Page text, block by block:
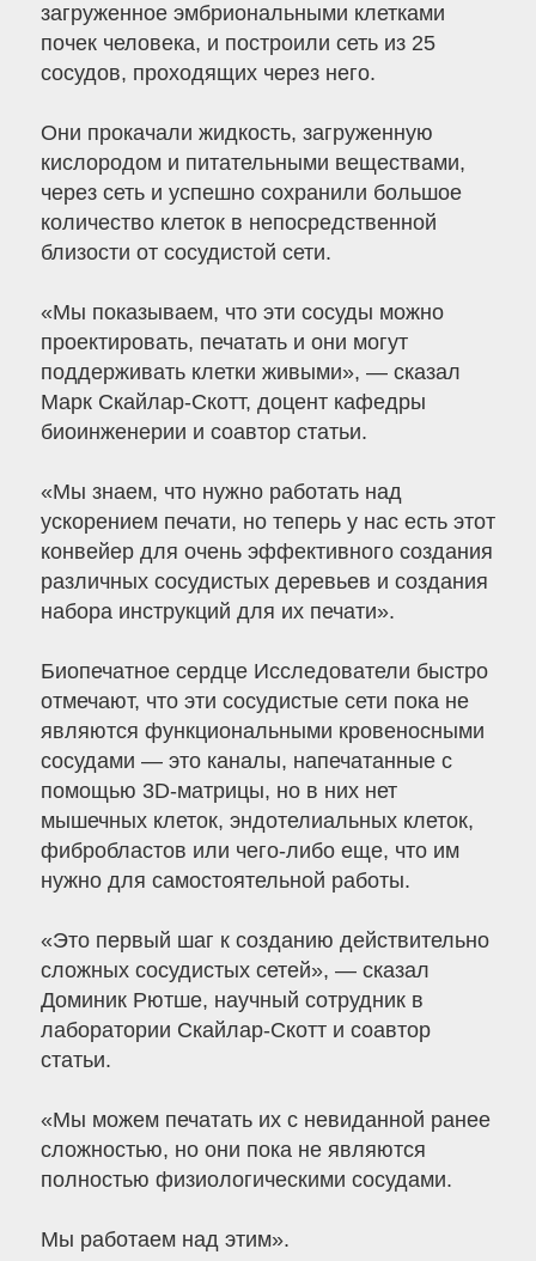
загруженное эмбриональными клетками
почек человека, и построили сеть из 25
сосудов, проходящих через него.
Они прокачали жидкость, загруженную
кислородом и питательными веществами,
через сеть и успешно сохранили большое
количество клеток в непосредственной
близости от сосудистой сети.
«Мы показываем, что эти сосуды можно
проектировать, печатать и они могут
поддерживать клетки живыми», — сказал
Марк Скайлар-Скотт, доцент кафедры
биоинженерии и соавтор статьи.
«Мы знаем, что нужно работать над
ускорением печати, но теперь у нас есть этот
конвейер для очень эффективного создания
различных сосудистых деревьев и создания
набора инструкций для их печати».
Биопечатное сердце Исследователи быстро
отмечают, что эти сосудистые сети пока не
являются функциональными кровеносными
сосудами — это каналы, напечатанные с
помощью 3D-матрицы, но в них нет
мышечных клеток, эндотелиальных клеток,
фибробластов или чего-либо еще, что им
нужно для самостоятельной работы.
«Это первый шаг к созданию действительно
сложных сосудистых сетей», — сказал
Доминик Рютше, научный сотрудник в
лаборатории Скайлар-Скотт и соавтор
статьи.
«Мы можем печатать их с невиданной ранее
сложностью, но они пока не являются
полностью физиологическими сосудами.
Мы работаем над этим».